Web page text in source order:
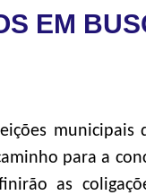
EM
para a
as